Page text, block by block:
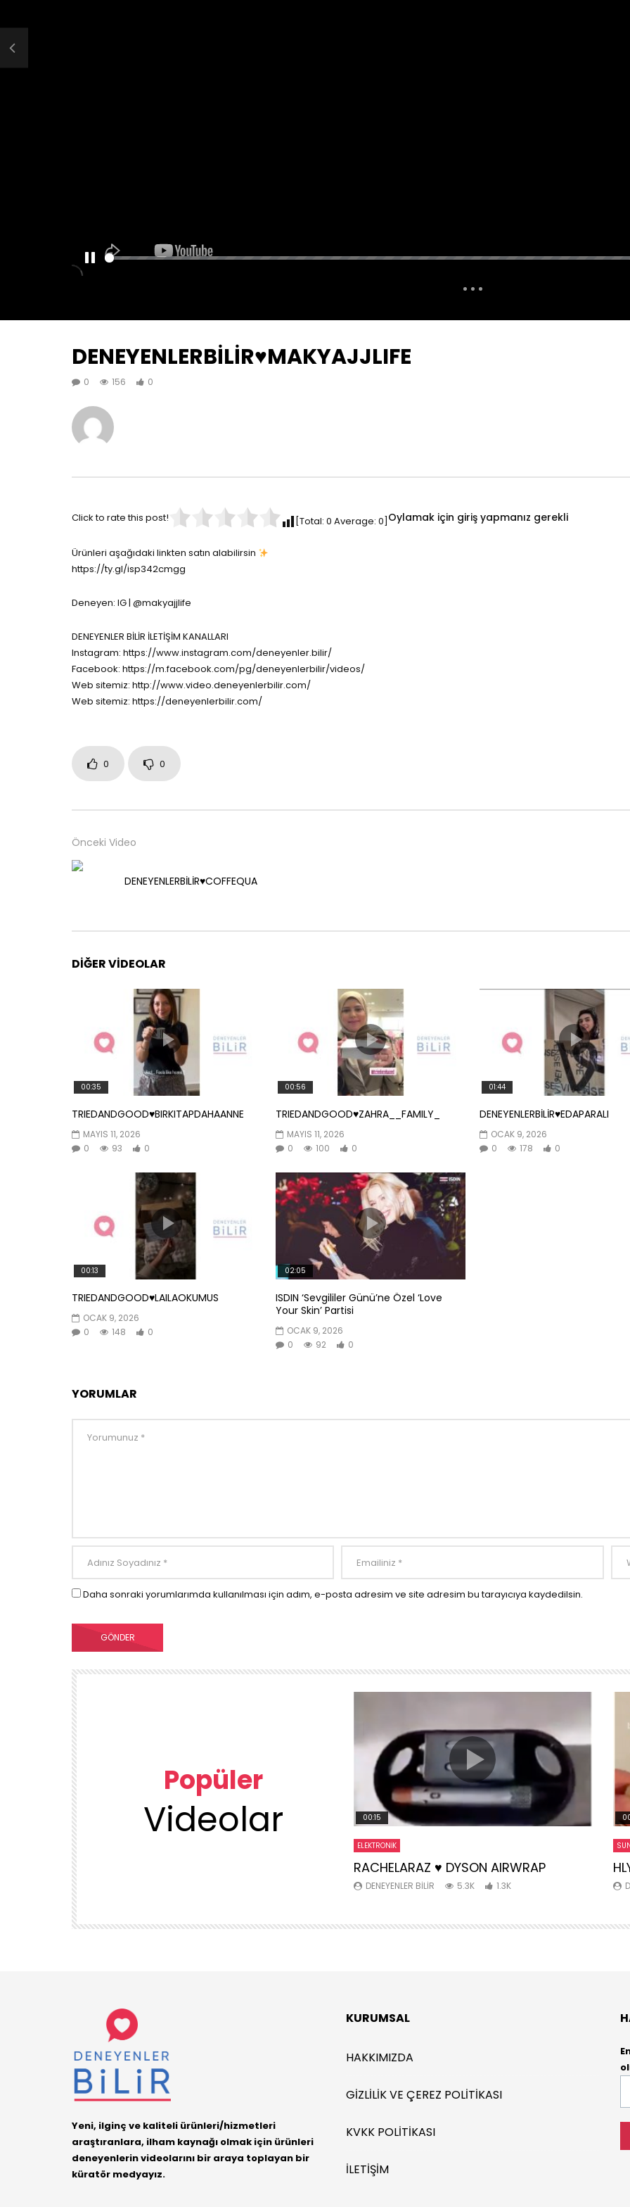
DENEYENLERBİLİR♥️MAKYAJJLIFE
0 156 0
Click to rate this post! [Total: 0 Average: 0 Oylamak için giriş yapmanız gerekli
Ürünleri aşağıdaki linkten satın alabilirsin
https://ty.gl/isp342cmgg
Deneyen: IG | @makyajjlife
DENEYENLER BİLİR İLETİŞİM KANALLARI
Instagram: https://www.instagram.com/deneyenler.bilir/
Facebook: https://m.facebook.com/pg/deneyenlerbilir/videos/
Web sitemiz: http://www.video.deneyenlerbilir.com/
Web sitemiz: https://deneyenlerbilir.com/
0 0
Önceki Video
DENEYENLERBİLİR♥️COFFEQUA
DIĞER VIDEOLAR
00:35
TRIEDANDGOOD♥️BIRKITAPDAHAANNE
MAYIS 11, 2026
0
93 0
00:56
TRIEDANDGOOD♥️ZAHRA__FAMILY_
MAYIS 11, 2026
0
100 0
01:44
DENEYENLERBİLİR♥️EDAPARALI
OCAK 9, 2026
0
178 0
00:13
TRIEDANDGOOD♥️LAILAOKUMUS
OCAK 9, 2026
0
148 0
02:05
ISDIN ‘Sevgililer Günü’ne Özel ‘Love
Your Skin’ Partisi
OCAK 9, 2026
0
92 0
YORUMLAR
Daha sonraki yorumlarımda kullanılması için adım, e-posta adresim ve site adresim bu tarayıcıya kaydedilsin.
Popüler
Videolar 00:15
ELEKTRONIK
RACHELARAZ ♥️ DYSON AIRWRAP
DENEYENLER BILIR 5.3K 1.3K
Yeni, ilginç ve kaliteli ürünleri/hizmetleri
araştıranlara, ilham kaynağı olmak için ürünleri
deneyenlerin videolarını bir araya toplayan bir
küratör medyayız.
KURUMSAL
HAKKIMIZDA
GIZLILIK VE ÇEREZ POLITIKASI
KVKK POLITIKASI
İLETIŞIM